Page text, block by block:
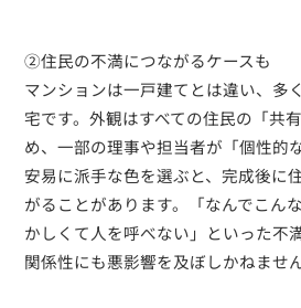
②住民の不満につながるケースも
マンションは一戸建てとは違い、多
宅です。外観はすべての住民の「共
め、一部の理事や担当者が「個性的
安易に派手な色を選ぶと、完成後に
がることがあります。「なんでこん
かしくて人を呼べない」といった不
関係性にも悪影響を及ぼしかねません